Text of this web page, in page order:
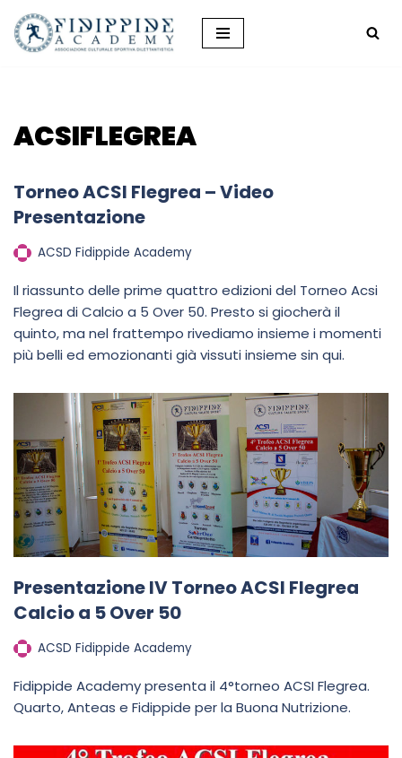
Vai
ACSIFLEGREA
Torneo ACSI Flegrea – Video
Presentazione
ACSD Fidippide Academy
Il riassunto delle prime quattro edizioni del Torneo Acsi
Flegrea di Calcio a 5 Over 50. Presto si giocherà il
quinto, ma nel frattempo rivediamo insieme i momenti
più belli ed emozionanti già vissuti insieme sin qui.
Presentazione IV Torneo ACSI Flegrea
Calcio a 5 Over 50
ACSD Fidippide Academy
Fidippide Academy presenta il 4°torneo ACSI Flegrea.
Quarto, Anteas e Fidippide per la Buona Nutrizione.